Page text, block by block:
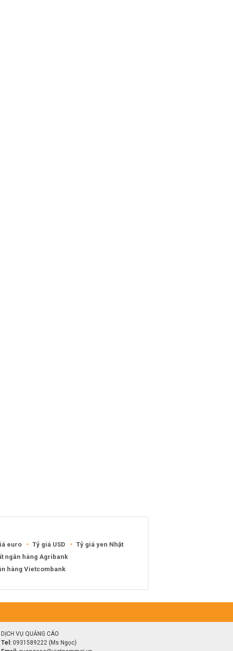
euro Tỷ giá USD
Tỷ giá yen Nhật
ngân hàng Agribank
hàng Vietcombank
DỊCH VỤ QUẢNG CÁO
Tel: 0931589222 (Ms Ngọc)